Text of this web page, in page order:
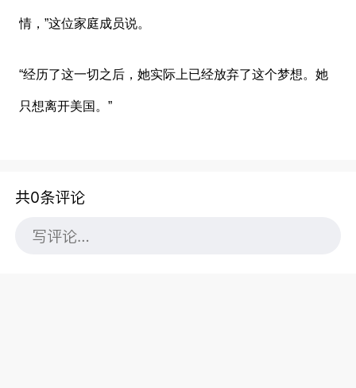
情，”这位家庭成员说。
“经历了这一切之后，她实际上已经放弃了这个梦想。她
只想离开美国。”
共0条评论